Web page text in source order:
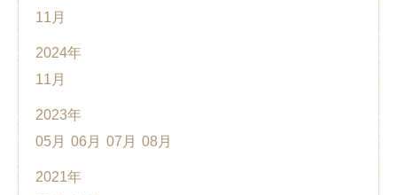
11月
2024年
11月
2023年
05月 06月 07月 08月
2021年